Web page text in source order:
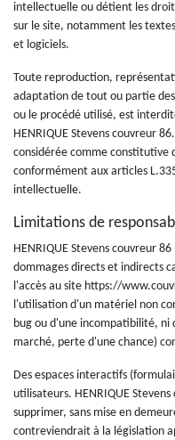
intellectuelle ou détient les
sur le site, notamment les
et logiciels.
Toute reproduction,
adaptation de tout ou partie
ou le procédé utilisé, est
HENRIQUE Stevens couvreur
considérée comme constitutive
conformément aux articles
intellectuelle.
Limitations de
HENRIQUE Stevens couvreur
dommages directs et indirects
l'accès au site https://
l'utilisation d'un matériel non
bug ou d'une incompatibilité, ni
marché, perte d'une chance)
Des espaces interactifs
utilisateurs. HENRIQUE
supprimer, sans mise en
contreviendrait à la législation